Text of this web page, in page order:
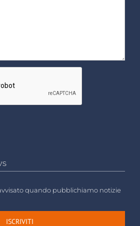
quando pubblichiamo notizie
ISCRIVITI